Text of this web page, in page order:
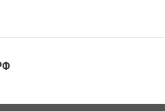
к 105-летию Центрального